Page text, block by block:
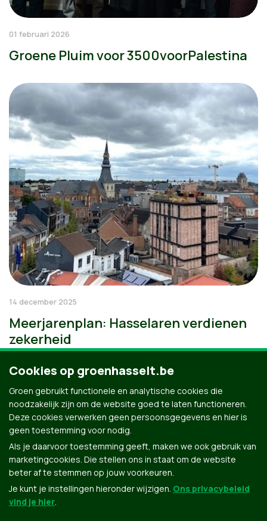
01 februari 2026
Groene Pluim voor 3500voorPalestina
14 december 2025
Meerjarenplan: Hasselaren verdienen
zekerheid
Cookies op groenhasselt.be
Groen gebruikt functionele en analytische cookies die
noodzakelijk zijn om de website goed te laten functioneren.
Deze cookies verwerken geen persoonsgegevens en hier is
geen toestemming voor nodig.
Als je daarvoor toestemming geeft, maken we ook gebruik van
marketingcookies. Die stellen ons in staat om de website
beter af te stemmen op jouw voorkeuren.
Je kunt je instellingen hieronder wijzigen. Ons privacybeleid
vind je hier.